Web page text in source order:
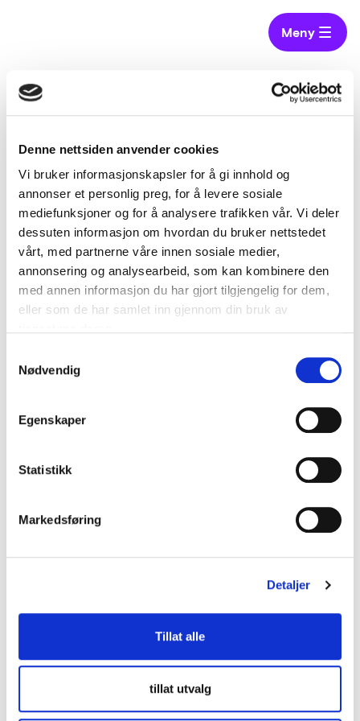
Denne nettsiden anvender cookies
Vi bruker informasjonskapsler for å gi innhold og
annonser et personlig preg, for å levere sosiale
mediefunksjoner og for å analysere trafikken vår. Vi deler
dessuten informasjon om hvordan du bruker nettstedet
vårt, med partnerne våre innen sosiale medier,
annonsering og analysearbeid, som kan kombinere den
med annen informasjon du har gjort tilgjengelig for dem,
eller som de har samlet inn gjennom din bruk av
Nødvendig
Egenskaper
Statistikk
Markedsføring
Detaljer
Tillat alle
tillat utvalg
Meny
Hjem Virksomheter Vestfold offentlig innkjøpssamarbeid
Vestfold offentlig innkjøpssamarbeid
VOIS er et formalisert samarbeid om felles
rammeavtaler og innkjøpsspørsmål.
Kontakt oss
Følg oss